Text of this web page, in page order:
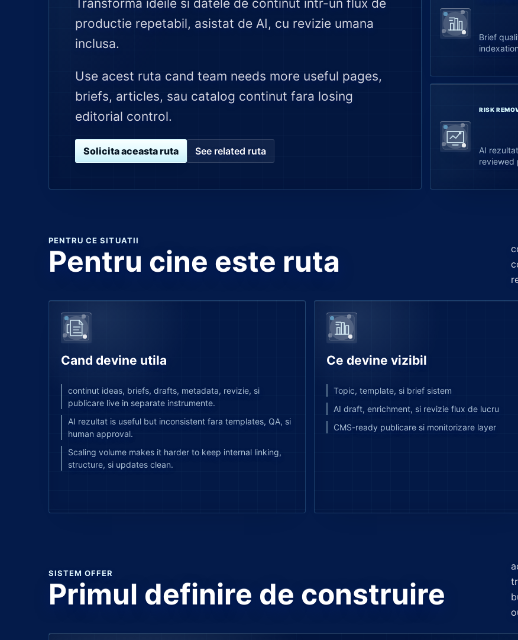
Transforma ideile si datele de continut intr-un flux de
productie repetabil, asistat de AI, cu revizie umana
inclusa.
Use acest ruta cand team needs more useful pages,
briefs, articles, sau catalog continut fara losing
editorial control.
Solicita aceasta ruta See related ruta
Brief
RISK
AI
reviewed
PENTRU CE SITUATII
Pentru cine este ruta
Cand devine utila
continut ideas, briefs, drafts, metadata, revizie, si
publicare live in separate instrumente.
AI rezultat is useful but inconsistent fara templates, QA, si
human approval.
Scaling volume makes it harder to keep internal linking,
structure, si updates clean.
Ce devine vizibil
Topic, template, si brief sistem
AI draft, enrichment, si revizie flux de lucru
CMS-ready publicare si monitorizare layer
SISTEM OFFER
Primul definire de construire